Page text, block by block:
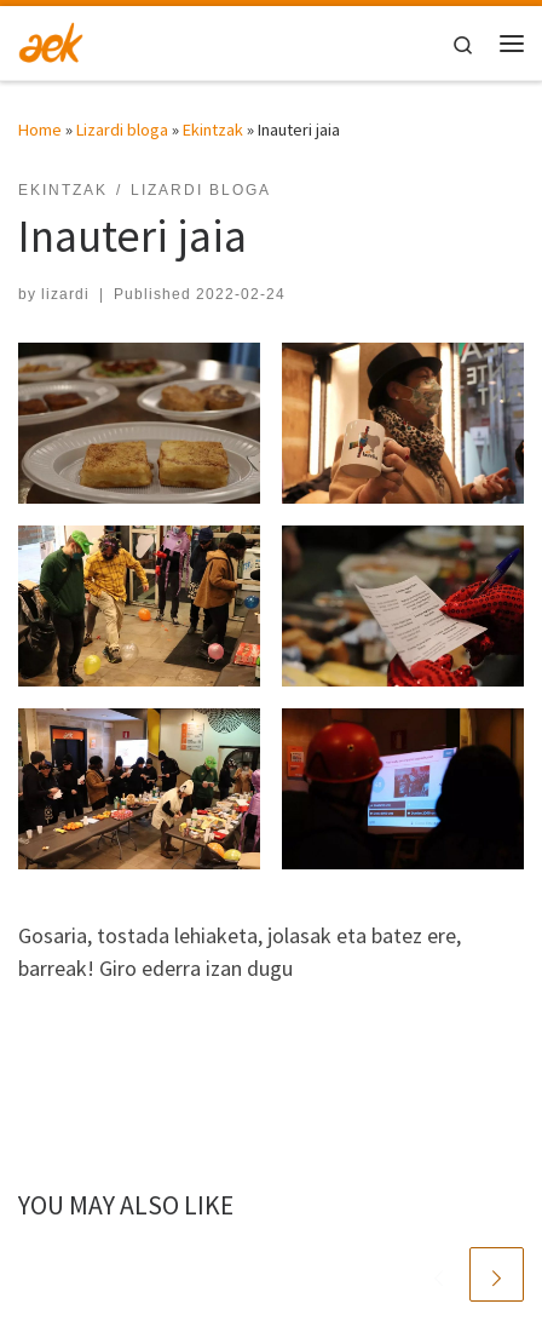
Skip to content
Search
Home »Lizardi bloga »Ekintzak»Inauteri jaia
EKINTZAK LIZARDI BLOGA
Inauteri jaia
by lizardi | Published 2022-02-24
Gosaria, tostada lehiaketa, jolasak eta batez ere,
barreak! Giro ederra izan dugu
YOU MAY ALSO LIKE